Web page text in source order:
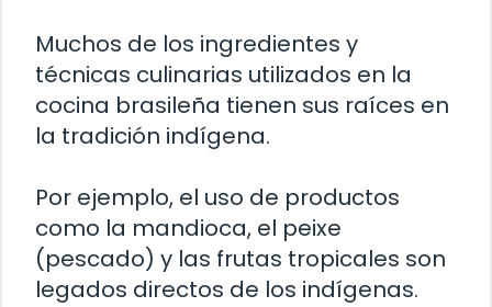
Muchos de los ingredientes y
técnicas culinarias utilizados en la
cocina brasileña tienen sus raíces en
la tradición indígena.
Por ejemplo, el uso de productos
como la mandioca, el peixe
(pescado) y las frutas tropicales son
legados directos de los indígenas.